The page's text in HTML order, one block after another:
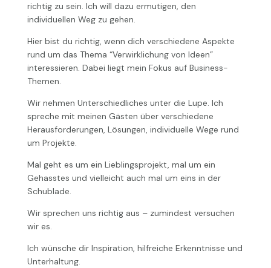
richtig zu sein. Ich will dazu ermutigen, den
individuellen Weg zu gehen.
Hier bist du richtig, wenn dich verschiedene Aspekte
rund um das Thema “Verwirklichung von Ideen”
interessieren. Dabei liegt mein Fokus auf Business-
Themen.
Wir nehmen Unterschiedliches unter die Lupe. Ich
spreche mit meinen Gästen über verschiedene
Herausforderungen, Lösungen, individuelle Wege rund
um Projekte.
Mal geht es um ein Lieblingsprojekt, mal um ein
Gehasstes und vielleicht auch mal um eins in der
Schublade.
Wir sprechen uns richtig aus – zumindest versuchen
wir es.
Ich wünsche dir Inspiration, hilfreiche Erkenntnisse und
Unterhaltung.